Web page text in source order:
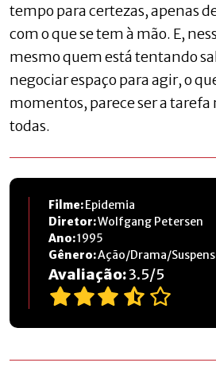
tempo para certezas, apenas
com o que se tem à mão. E,
mesmo quem está tentando
negociar espaço para agir, o
momentos, parece ser a
todas.
Filme:Epidemia
Diretor:Wolfgang Petersen
Ano:1995
Gênero:Ação/Drama/
Avaliação:3.5/5